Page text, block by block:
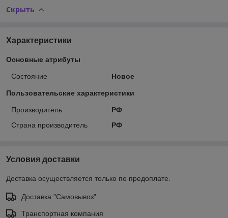
Скрыть
Характеристики
Основные атрибуты
Состояние Новое
Пользовательские характеристики
Производитель
РФ
Страна производитель
РФ
Условия доставки
Доставка осуществляется только по предоплате.
Доставка "Самовывоз"
Транспортная компания